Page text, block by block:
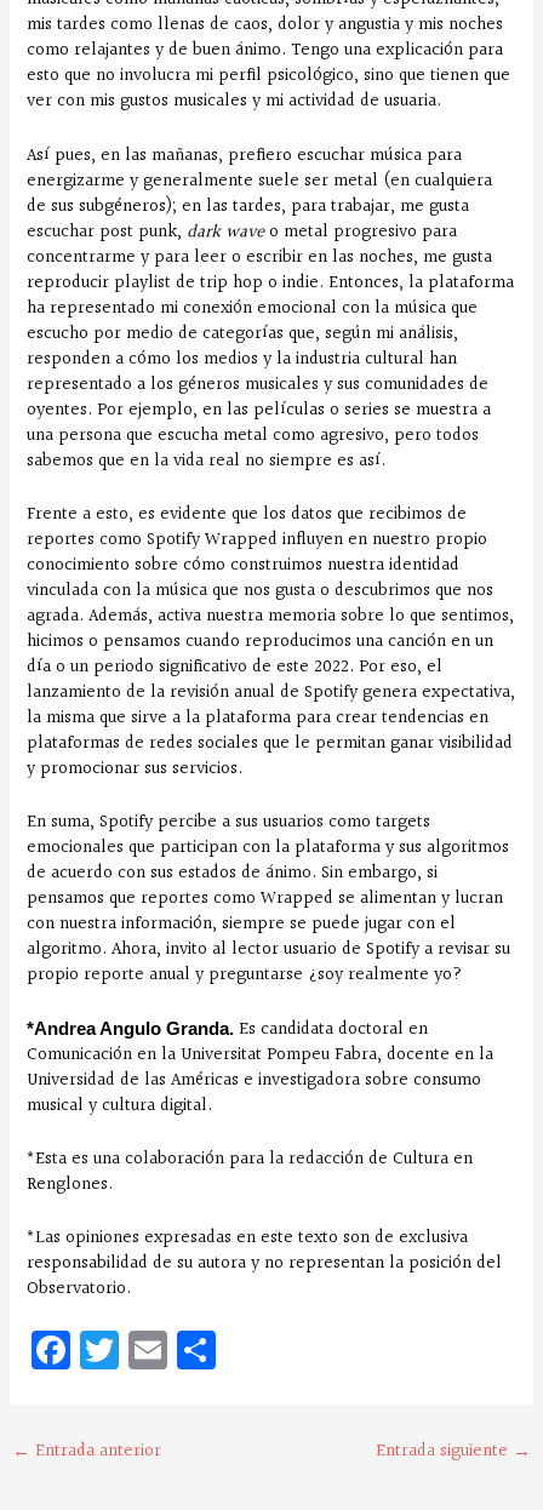
mis tardes como llenas de caos, dolor y angustia y mis noches
como relajantes y de buen ánimo. Tengo una explicación para
esto que no involucra mi perfil psicológico, sino que tienen que
ver con mis gustos musicales y mi actividad de usuaria.
Así pues, en las mañanas, prefiero escuchar música para
energizarme y generalmente suele ser metal (en cualquiera
de sus subgéneros); en las tardes, para trabajar, me gusta
escuchar post punk, dark waveo metal progresivo para
concentrarme y para leer o escribir en las noches, me gusta
reproducir playlist de trip hop o indie. Entonces, la plataforma
ha representado mi conexión emocional con la música que
escucho por medio de categorías que, según mi análisis,
responden a cómo los medios y la industria cultural han
representado a los géneros musicales y sus comunidades de
oyentes. Por ejemplo, en las películas o series se muestra a
una persona que escucha metal como agresivo, pero todos
sabemos que en la vida real no siempre es así.
Frente a esto, es evidente que los datos que recibimos de
reportes como Spotify Wrapped influyen en nuestro propio
conocimiento sobre cómo construimos nuestra identidad
vinculada con la música que nos gusta o descubrimos que nos
agrada. Además, activa nuestra memoria sobre lo que sentimos,
hicimos o pensamos cuando reproducimos una canción en un
día o un periodo significativo de este 2022. Por eso, el
lanzamiento de la revisión anual de Spotify genera expectativa,
la misma que sirve a la plataforma para crear tendencias en
plataformas de redes sociales que le permitan ganar visibilidad
y promocionar sus servicios.
En suma, Spotify percibe a sus usuarios como targets
emocionales que participan con la plataforma y sus algoritmos
de acuerdo con sus estados de ánimo. Sin embargo, si
pensamos que reportes como Wrapped se alimentan y lucran
con nuestra información, siempre se puede jugar con el
algoritmo. Ahora, invito al lector usuario de Spotify a revisar su
propio reporte anual y preguntarse ¿soy realmente yo?
*Andrea Angulo Granda.Es candidata doctoral en
Comunicación en la Universitat Pompeu Fabra, docente en la
Universidad de las Américas e investigadora sobre consumo
musical y cultura digital.
*Esta es una colaboración para la redacción de Cultura en
Renglones.
*Las opiniones expresadas en este texto son de exclusiva
responsabilidad de su autora y no representan la posición del
Observatorio.
Fa
ce
bo
o
T
w
it
te
E
m
← Entrada anterior Entrada siguiente →